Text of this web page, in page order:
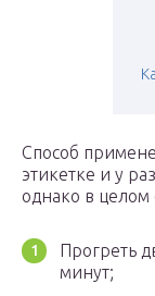
Способ
этикетке и у
однако в целом
Прогреть
минут;